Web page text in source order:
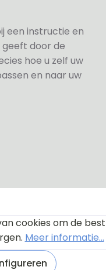
een instructie en
geeft door de
hoe u zelf uw
en naar uw
cookies om de best
Meer informatie...